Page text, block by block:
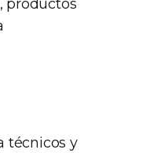
productos
técnicos y